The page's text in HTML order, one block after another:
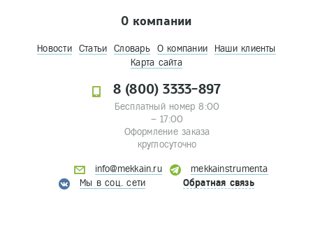
О компании
Новости Статьи Словарь О компании
Наши клиенты
Карта сайта
8 (800) 3333-897
Бесплатный номер 8:00
– 17:00
Оформление заказа
круглосуточно
info@mekkain.ru
mekkainstrumenta
Мы в соц. сети
Обратная связь